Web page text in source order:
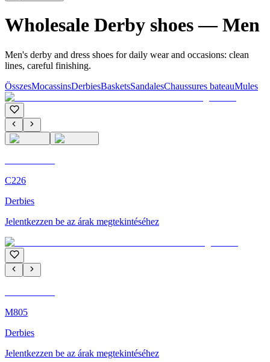
Wholesale Derby shoes — Men
Men's derby and dress shoes for daily wear and occasions: clean
lines, careful finishing.
ÖsszesMocassinsDerbiesBasketsSandalesChaussures bateauMules
C226
Derbies
Jelentkezzen be az árak megtekintéséhez
M805
Derbies
Jelentkezzen be az árak megtekintéséhez